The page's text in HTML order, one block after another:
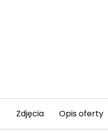
Zdjęcia Opis oferty